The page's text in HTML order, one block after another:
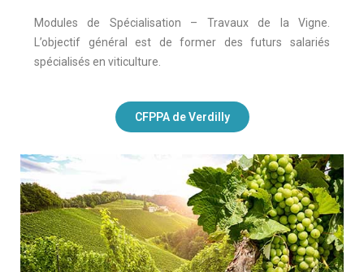
Modules de Spécialisation – Travaux de la Vigne.
L’objectif général est de former des futurs salariés
spécialisés en viticulture.
CFPPA de Verdilly